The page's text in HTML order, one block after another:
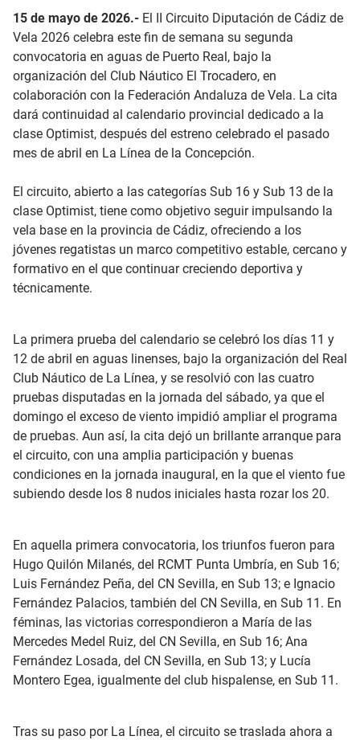
15 de mayo de 2026.- El II Circuito Diputación de Cádiz de
Vela 2026 celebra este fin de semana su segunda
convocatoria en aguas de Puerto Real, bajo la
organización del Club Náutico El Trocadero, en
colaboración con la Federación Andaluza de Vela. La cita
dará continuidad al calendario provincial dedicado a la
clase Optimist, después del estreno celebrado el pasado
mes de abril en La Línea de la Concepción.
El circuito, abierto a las categorías Sub 16 y Sub 13 de la
clase Optimist, tiene como objetivo seguir impulsando la
vela base en la provincia de Cádiz, ofreciendo a los
jóvenes regatistas un marco competitivo estable, cercano y
formativo en el que continuar creciendo deportiva y
técnicamente.
La primera prueba del calendario se celebró los días 11 y
12 de abril en aguas linenses, bajo la organización del Real
Club Náutico de La Línea, y se resolvió con las cuatro
pruebas disputadas en la jornada del sábado, ya que el
domingo el exceso de viento impidió ampliar el programa
de pruebas. Aun así, la cita dejó un brillante arranque para
el circuito, con una amplia participación y buenas
condiciones en la jornada inaugural, en la que el viento fue
subiendo desde los 8 nudos iniciales hasta rozar los 20.
En aquella primera convocatoria, los triunfos fueron para
Hugo Quilón Milanés, del RCMT Punta Umbría, en Sub 16;
Luis Fernández Peña, del CN Sevilla, en Sub 13; e Ignacio
Fernández Palacios, también del CN Sevilla, en Sub 11. En
féminas, las victorias correspondieron a María de las
Mercedes Medel Ruiz, del CN Sevilla, en Sub 16; Ana
Fernández Losada, del CN Sevilla, en Sub 13; y Lucía
Montero Egea, igualmente del club hispalense, en Sub 11.
Tras su paso por La Línea, el circuito se traslada ahora a